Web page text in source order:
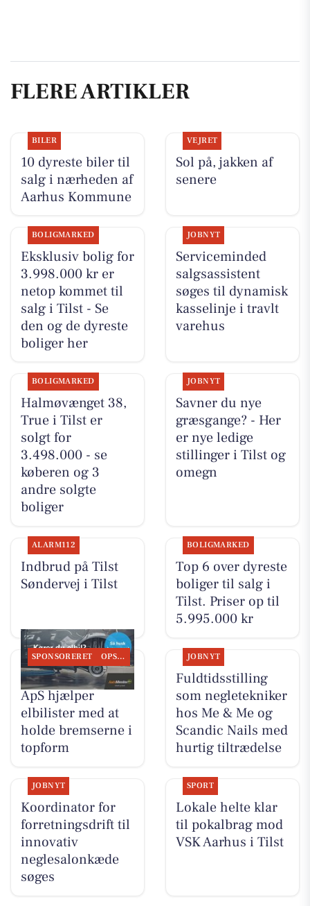
FLERE ARTIKLER
BILER
10 dyreste biler til
salg i nærheden af
Aarhus Kommune
VEJRET
Sol på, jakken af
senere
BOLIGMARKED
Eksklusiv bolig for
3.998.000 kr er
netop kommet til
salg i Tilst - Se
den og de dyreste
boliger her
JOBNYT
Serviceminded
salgsassistent
søges til dynamisk
kasselinje i travlt
varehus
BOLIGMARKED
Halmøvænget 38,
True i Tilst er
solgt for
3.498.000 - se
køberen og 3
andre solgte
boliger
JOBNYT
Savner du nye
græsgange? - Her
er nye ledige
stillinger i Tilst og
omegn
ALARM112
Indbrud på Tilst
Søndervej i Tilst
BOLIGMARKED
Top 6 over dyreste
boliger til salg i
Tilst. Priser op til
5.995.000 kr
SPONSORERET OPSLAGSTAVLEN
Tilst Auto Aarhus
ApS hjælper
elbilister med at
holde bremserne i
topform
JOBNYT
Fuldtidsstilling
som negletekniker
hos Me & Me og
Scandic Nails med
hurtig tiltrædelse
JOBNYT
Koordinator for
forretningsdrift til
innovativ
neglesalonkæde
søges
SPORT
Lokale helte klar
til pokalbrag mod
VSK Aarhus i Tilst